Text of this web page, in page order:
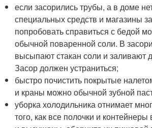
если засорились трубы, а в доме
специальных средств и магазины
попробовать справиться с бедой
обычной поваренной соли. В
высыпают стакан соли и заливают
Засор должен устраниться;
быстро почистить покрытые
и краны можно обычной зубной
уборка холодильника отнимает
того, как все полочки и